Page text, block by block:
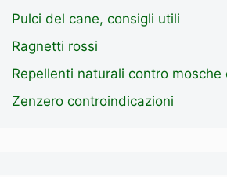
Pulci del cane, consigli utili
Ragnetti rossi
Repellenti naturali contro mosche
Zenzero controindicazioni